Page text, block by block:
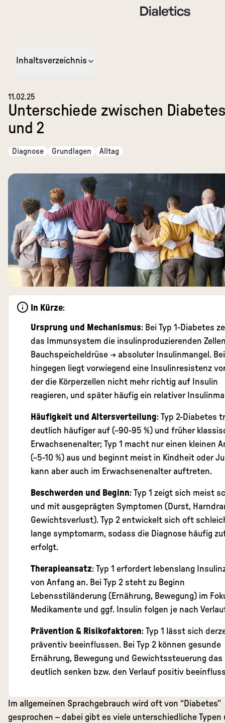
Inhaltsverzeichnis
11.02.25
Unterschiede zwischen Diabetes
und 2
Diagnose Grundlagen Alltag
In Kürze:
Ursprung und Mechanismus: Bei Typ 1-Diabetes
das Immunsystem die insulinproduzierenden
Bauchspeicheldrüse → absoluter Insulinmangel.
hingegen liegt vorwiegend eine Insulinresistenz
der die Körperzellen nicht mehr richtig auf Insulin
reagieren, und später häufig ein relativer
Häufigkeit und Altersverteilung: Typ 2-Diabetes
deutlich häufiger auf (~90-95 %) und früher
Erwachsenenalter; Typ 1 macht nur einen kleinen
(~5-10 %) aus und beginnt meist in Kindheit oder
kann aber auch im Erwachsenenalter auftreten.
Beschwerden und Beginn: Typ 1 zeigt sich meist
und mit ausgeprägten Symptomen (Durst,
Gewichtsverlust). Typ 2 entwickelt sich oft
lange symptomarm, sodass die Diagnose häufig
erfolgt.
Therapieansatz: Typ 1 erfordert lebenslang
von Anfang an. Bei Typ 2 steht zu Beginn
Lebensstiländerung (Ernährung, Bewegung) im
Medikamente und ggf. Insulin folgen je nach
Prävention & Risikofaktoren: Typ 1 lässt sich
präventiv beeinflussen. Bei Typ 2 können gesunde
Ernährung, Bewegung und Gewichtssteuerung das
deutlich senken bzw. den Verlauf positiv
Im allgemeinen Sprachgebrauch wird oft von “Diabetes”
gesprochen – dabei gibt es viele unterschiedliche Typen